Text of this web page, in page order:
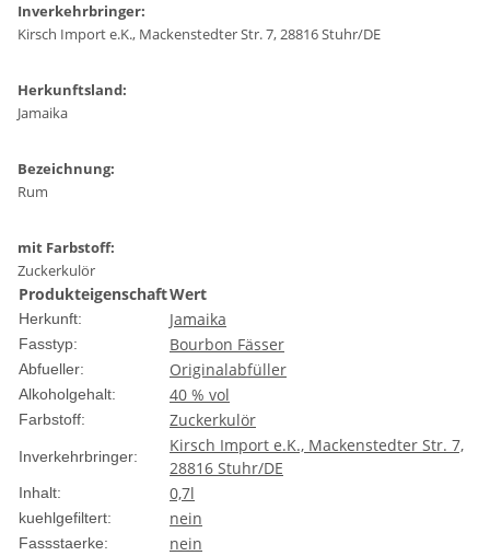
Inverkehrbringer:
Kirsch Import e.K., Mackenstedter Str. 7, 28816 Stuhr/DE
Herkunftsland:
Jamaika
Bezeichnung:
Rum
mit Farbstoff:
Zuckerkulör
ProdukteigenschaftWert
Herkunft: Jamaika
Fasstyp: Bourbon Fässer
Abfueller: Originalabfüller
Alkoholgehalt: 40 % vol
Farbstoff: Zuckerkulör
Inverkehrbringer:
Kirsch Import e.K., Mackenstedter Str. 7,
28816 Stuhr/DE
Inhalt: 0,7l
kuehlgefiltert: nein
Fassstaerke: nein